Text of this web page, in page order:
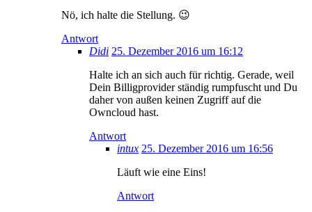
Nö, ich halte die Stellung. 😉
Antwort
Didi 25. Dezember 2016 um 16:12
Halte ich an sich auch für richtig. Gerade, weil
Dein Billigprovider ständig rumpfuscht und Du
daher von außen keinen Zugriff auf die
Owncloud hast.
Antwort
intux 25. Dezember 2016 um 16:56
Läuft wie eine Eins!
Antwort